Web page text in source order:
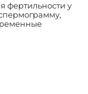
фертильности у